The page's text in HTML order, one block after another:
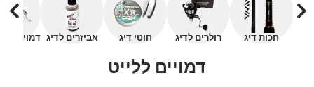
חכות דיג רולרים לדיג חוטי דיג אביזרים לדיג דמויים
דמויים ללייט